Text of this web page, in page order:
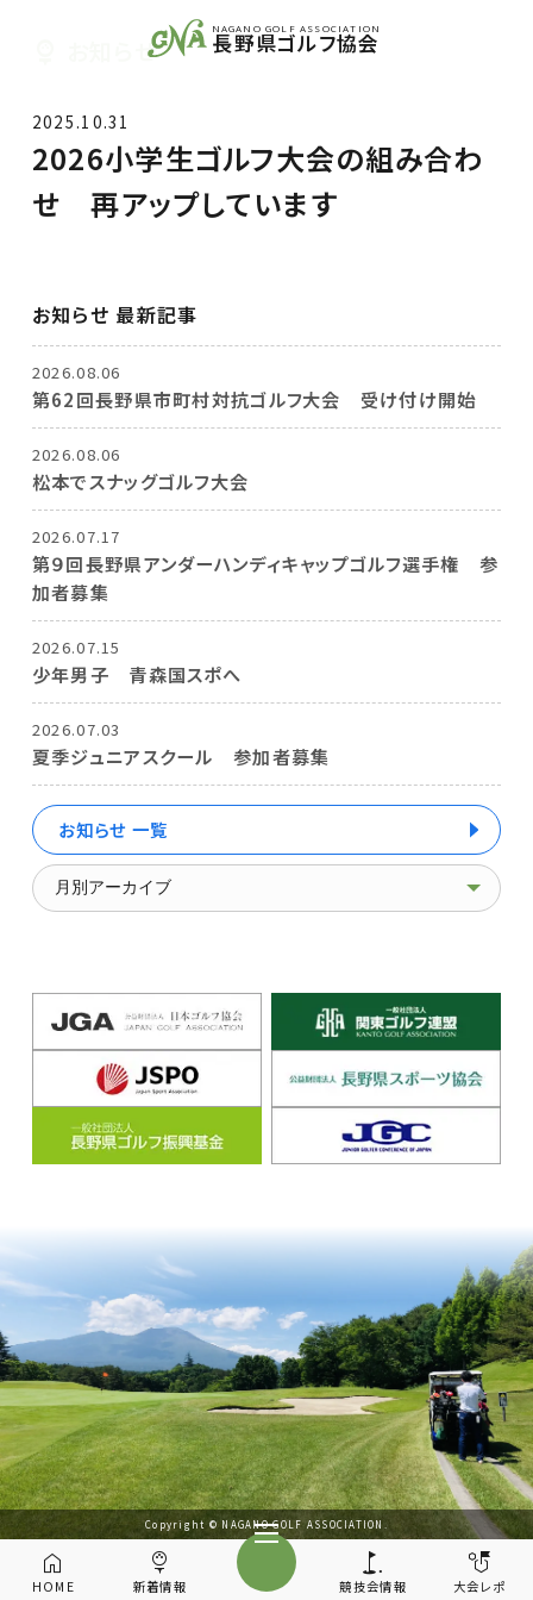
HOME 新着情報 競技会情報 大会レポ
NAGANO GOLF ASSOCIATION
長野県ゴルフ協会
お知らせ
2025.10.31
2026小学生ゴルフ大会の組み合わ
せ 再アップしています
お知らせ 最新記事
2026.08.06
第62回長野県市町村対抗ゴルフ大会 受け付け開始
2026.08.06
松本でスナッグゴルフ大会
2026.07.17
第９回長野県アンダーハンディキャップゴルフ選手権 参
加者募集
2026.07.15
少年男子 青森国スポへ
2026.07.03
夏季ジュニアスクール 参加者募集
お知らせ 一覧
Copyright © NAGANO GOLF ASSOCIATION.